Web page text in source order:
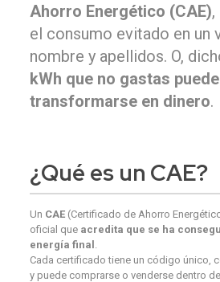
Ahorro Energético (CAE)
el consumo evitado en un
nombre y apellidos. O,
kWh que no gastas puede
transformarse en dinero.
¿Qué es un CAE?
Un CAE(Certificado de Ahorro
oficial que acredita que se ha
energía final
Cada certificado tiene un código único,
y puede comprarse o venderse dentro